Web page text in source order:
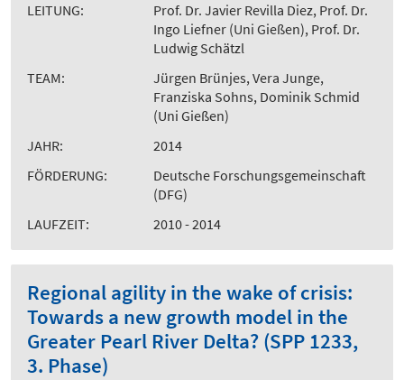
LEITUNG:
Prof. Dr. Javier Revilla Diez, Prof. Dr.
Ingo Liefner (Uni Gießen), Prof. Dr.
Ludwig Schätzl
TEAM:
Jürgen Brünjes, Vera Junge,
Franziska Sohns, Dominik Schmid
(Uni Gießen)
JAHR:
2014
FÖRDERUNG:
Deutsche Forschungsgemeinschaft
(DFG)
LAUFZEIT:
2010 - 2014
Regional agility in the wake of crisis:
Towards a new growth model in the
Greater Pearl River Delta? (SPP 1233,
3. Phase)